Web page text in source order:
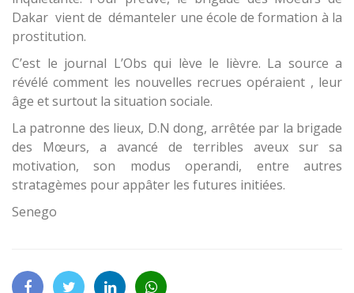
Dakar vient de démanteler une école de formation à la
prostitution.
C’est le journal L’Obs qui lève le lièvre. La source a
révélé comment les nouvelles recrues opéraient , leur
âge et surtout la situation sociale.
La patronne des lieux, D.N dong, arrêtée par la brigade
des Mœurs, a avancé de terribles aveux sur sa
motivation, son modus operandi, entre autres
stratagèmes pour appâter les futures initiées.
Senego